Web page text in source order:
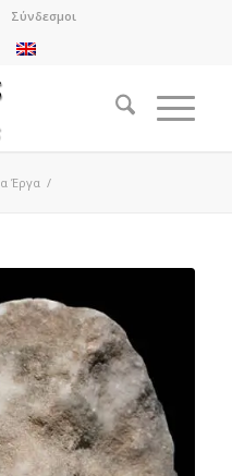
Σύνδεσμοι
Έργα /